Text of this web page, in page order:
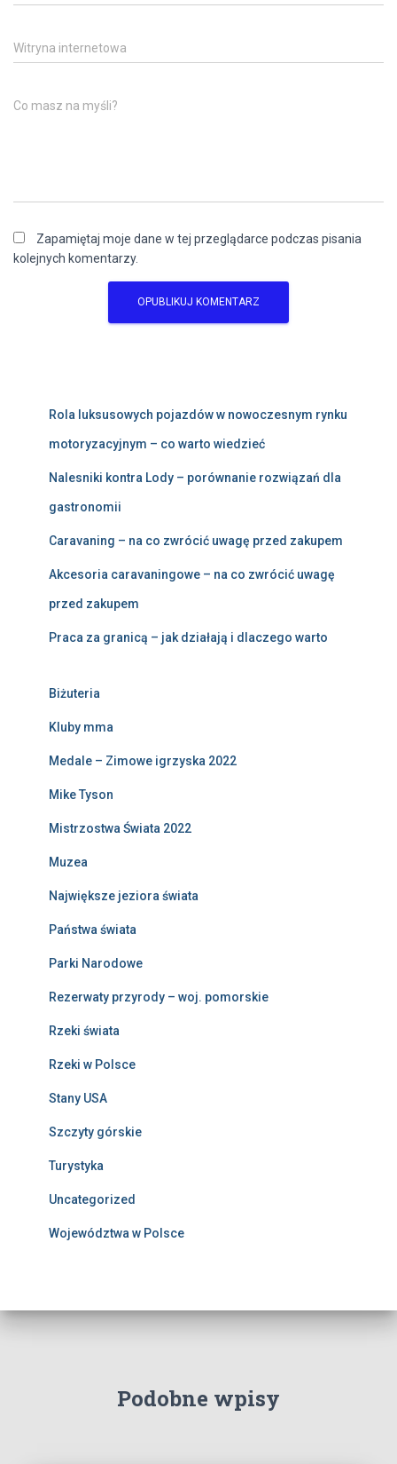
Witryna internetowa
Co masz na myśli?
Zapamiętaj moje dane w tej przeglądarce podczas pisania
kolejnych komentarzy.
Rola luksusowych pojazdów w nowoczesnym rynku
motoryzacyjnym – co warto wiedzieć
Nalesniki kontra Lody – porównanie rozwiązań dla
gastronomii
Caravaning – na co zwrócić uwagę przed zakupem
Akcesoria caravaningowe – na co zwrócić uwagę
przed zakupem
Praca za granicą – jak działają i dlaczego warto
Biżuteria
Kluby mma
Medale – Zimowe igrzyska 2022
Mike Tyson
Mistrzostwa Świata 2022
Muzea
Największe jeziora świata
Państwa świata
Parki Narodowe
Rezerwaty przyrody – woj. pomorskie
Rzeki świata
Rzeki w Polsce
Stany USA
Szczyty górskie
Turystyka
Uncategorized
Województwa w Polsce
Podobne wpisy